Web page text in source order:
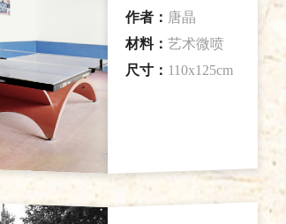
作者： 唐晶
材料： 艺术微喷
尺寸： 110x125cm